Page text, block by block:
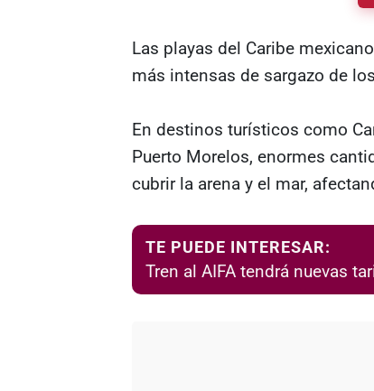
Las playas del Caribe
más intensas de sargazo de
En destinos turísticos como
Puerto Morelos, enormes
cubrir la arena y el mar,
TE PUEDE INTERESAR:
Tren al AIFA tendrá nuevas